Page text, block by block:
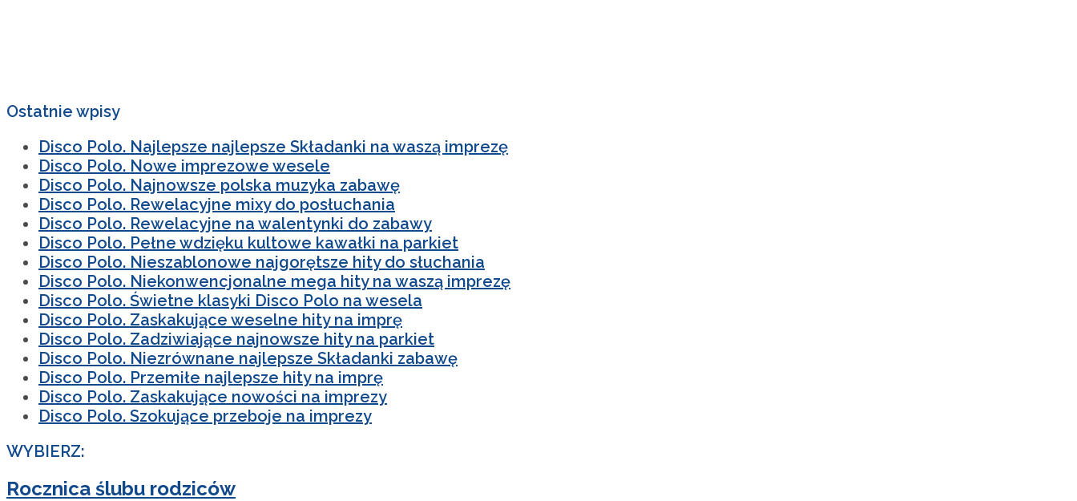
Ostatnie wpisy
Disco Polo. Najlepsze najlepsze Składanki na waszą imprezę
Disco Polo. Nowe imprezowe wesele
Disco Polo. Najnowsze polska muzyka zabawę
Disco Polo. Rewelacyjne mixy do posłuchania
Disco Polo. Rewelacyjne na walentynki do zabawy
Disco Polo. Pełne wdzięku kultowe kawałki na parkiet
Disco Polo. Nieszablonowe najgorętsze hity do słuchania
Disco Polo. Niekonwencjonalne mega hity na waszą imprezę
Disco Polo. Świetne klasyki Disco Polo na wesela
Disco Polo. Zaskakujące weselne hity na imprę
Disco Polo. Zadziwiające najnowsze hity na parkiet
Disco Polo. Niezrównane najlepsze Składanki zabawę
Disco Polo. Przemiłe najlepsze hity na imprę
Disco Polo. Zaskakujące nowości na imprezy
Disco Polo. Szokujące przeboje na imprezy
WYBIERZ:
Rocznica ślubu rodziców